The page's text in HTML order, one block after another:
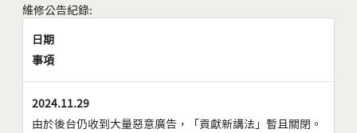
維修公告紀錄:
日期
事項
2024.11.29
由於後台仍收到大量惡意廣告，「貢獻新講法」暫且關閉。